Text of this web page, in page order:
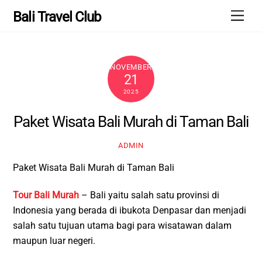
Bali Travel Club
NOVEMBER
21
2025
Paket Wisata Bali Murah di Taman Bali
ADMIN
Paket Wisata Bali Murah di Taman Bali
Tour Bali Murah – Bali yaitu salah satu provinsi di
Indonesia yang berada di ibukota Denpasar dan menjadi
salah satu tujuan utama bagi para wisatawan dalam
maupun luar negeri.